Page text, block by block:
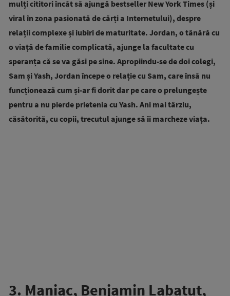
mulți cititori încât să ajungă bestseller New York Times (și
viral în zona pasionată de cărți a Internetului), despre
relații complexe și iubiri de maturitate. Jordan, o tânără cu
o viață de familie complicată, ajunge la facultate cu
speranța că se va găsi pe sine. Apropiindu-se de doi colegi,
Sam și Yash, Jordan începe o relație cu Sam, care însă nu
funcționează cum și-ar fi dorit dar pe care o prelungește
pentru a nu pierde prietenia cu Yash. Ani mai târziu,
căsătorită, cu copii, trecutul ajunge să îi marcheze viața.
3. Maniac, Benjamin Labatut,